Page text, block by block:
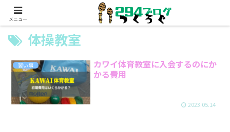
体操教室
習い事
カワイ体育教室に入会するのにか
かる費用
2023.05.14
メニュー